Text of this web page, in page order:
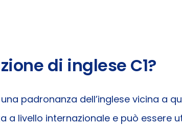
di inglese C1?
padronanza dell’inglese vicina a
a livello internazionale e può essere